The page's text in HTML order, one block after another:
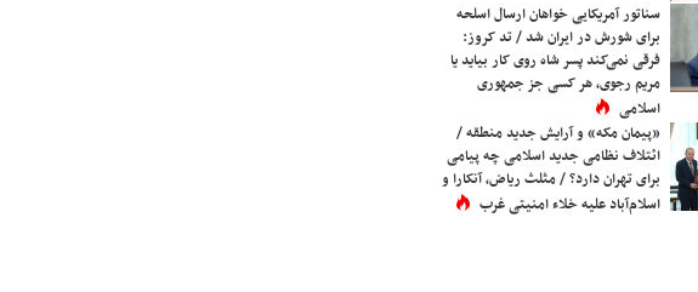
سناتور آمریکایی خواهان ارسال اسلحه
برای شورش در ایران شد / تد کروز:
فرقی نمی‌کند پسر شاه روی کار بیاید یا
مریم رجوی، هر کسی جز جمهوری
اسلامی
«پیمان مکه» و آرایش جدید منطقه /
ائتلاف نظامی جدید اسلامی چه پیامی
برای تهران دارد؟ / مثلث ریاض، آنکارا و
اسلام‌آباد علیه خلاء امنیتی غرب